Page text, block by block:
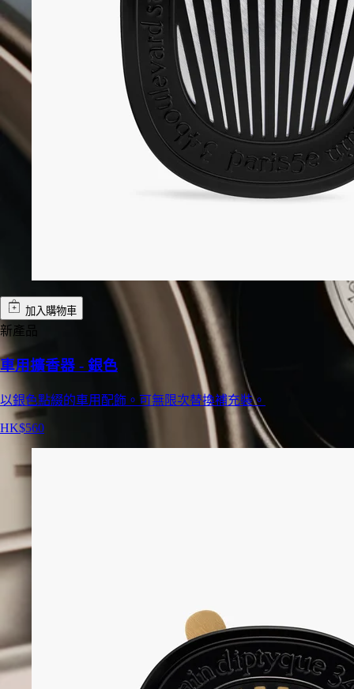
加入購物車
新產品
車用擴香器 - 銀色
以銀色點綴的車用配飾。可無限次替換補充裝。
HK$560